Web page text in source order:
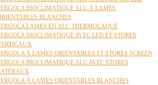
BIOCLIMATIQUE ALU À LAMES
BLANCHES
LAMES EN ALU THERMOLAQUÉ
BIOCLIMATIQUE AVEC LED ET STORES
À LAMES ORIENTABLES ET STORES SCREEN
BIOCLIMATIQUE ALU AVEC STORES
À LAMES ORIENTABLES BLANCHES